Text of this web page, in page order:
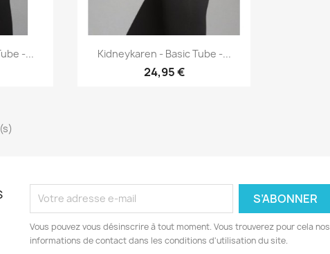
-... Aperçu rapide
Kidneykaren - Basic Tube -...
24,95 €
Vous pouvez vous désinscrire à tout moment. Vous trouverez pour cela nos
informations de contact dans les conditions d'utilisation du site.